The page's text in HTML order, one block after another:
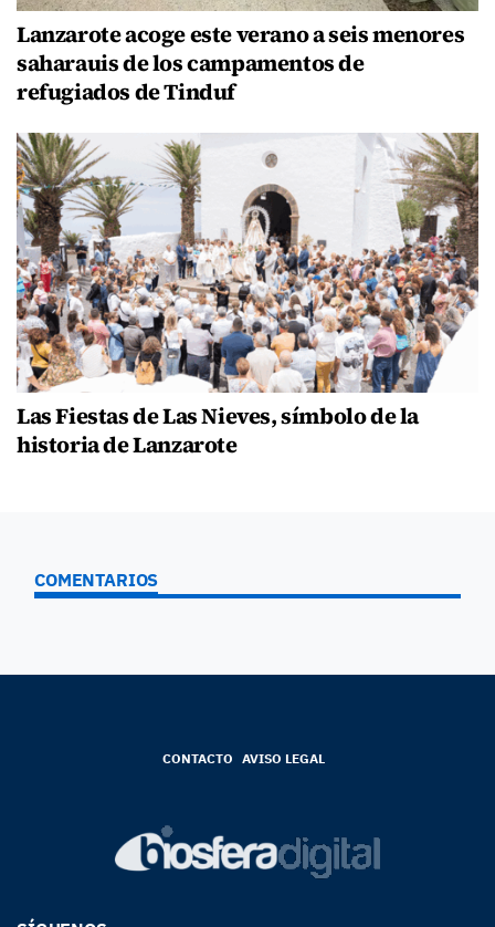
Lanzarote acoge este verano a seis menores
saharauis de los campamentos de
refugiados de Tinduf
Las Fiestas de Las Nieves, símbolo de la
historia de Lanzarote
COMENTARIOS
CONTACTO AVISO LEGAL